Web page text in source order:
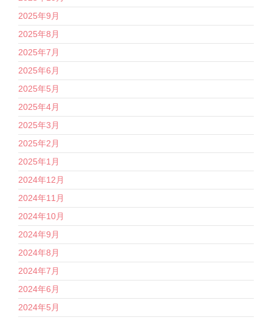
2025年9月
2025年8月
2025年7月
2025年6月
2025年5月
2025年4月
2025年3月
2025年2月
2025年1月
2024年12月
2024年11月
2024年10月
2024年9月
2024年8月
2024年7月
2024年6月
2024年5月